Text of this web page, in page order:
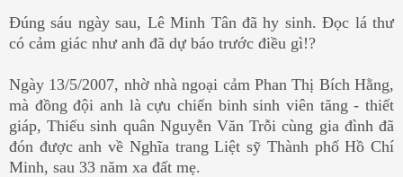
Đúng sáu ngày sau, Lê Minh Tân đã hy sinh. Đọc lá thư
có cảm giác như anh đã dự báo trước điều gì!?
Ngày 13/5/2007, nhờ nhà ngoại cảm Phan Thị Bích Hằng,
mà đồng đội anh là cựu chiến binh sinh viên tăng - thiết
giáp, Thiếu sinh quân Nguyễn Văn Trỗi cùng gia đình đã
đón được anh về Nghĩa trang Liệt sỹ Thành phố Hồ Chí
Minh, sau 33 năm xa đất mẹ.